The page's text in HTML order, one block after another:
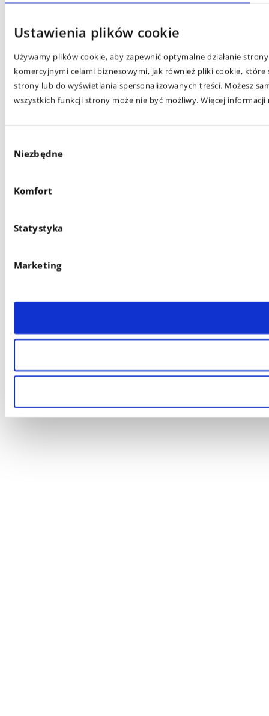
Ustawienia plików cookie
Używamy plików cookie, aby zapewnić optymalne działanie
komercyjnymi celami biznesowymi, jak również pliki cookie,
strony lub do wyświetlania spersonalizowanych treści. Możesz
wszystkich funkcji strony może nie być możliwy. Więcej
zgody
Niezbędne
Komfort
Statystyka
Marketing